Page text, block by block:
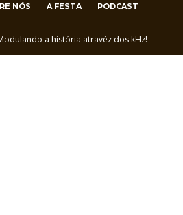
NÓS A FESTA PODCAST
a história atravéz dos kHz!